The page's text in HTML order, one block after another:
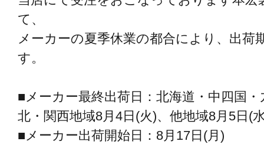
て、
メーカーの夏季休業の都合により、出荷
す。
■メーカー最終出荷日：北海道・中四国
北・関西地域8月4日(火)、他地域8月5日(
■メーカー出荷開始日：8月17日(月)